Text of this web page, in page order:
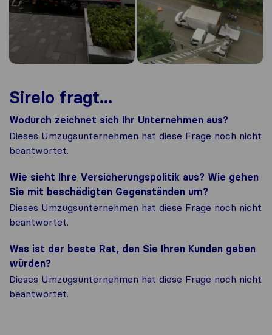
Sirelo fragt...
Wodurch zeichnet sich Ihr Unternehmen aus?
Dieses Umzugsunternehmen hat diese Frage noch nicht
beantwortet.
Wie sieht Ihre Versicherungspolitik aus? Wie gehen
Sie mit beschädigten Gegenständen um?
Dieses Umzugsunternehmen hat diese Frage noch nicht
beantwortet.
Was ist der beste Rat, den Sie Ihren Kunden geben
würden?
Dieses Umzugsunternehmen hat diese Frage noch nicht
beantwortet.